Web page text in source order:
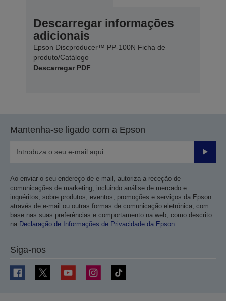
Descarregar informações
adicionais
Epson Discproducer™ PP-100N Ficha de
produto/Catálogo
Descarregar PDF
Mantenha-se ligado com a Epson
Enviar
Ao enviar o seu endereço de e-mail, autoriza a receção de
comunicações de marketing, incluindo análise de mercado e
inquéritos, sobre produtos, eventos, promoções e serviços da Epson
através de e-mail ou outras formas de comunicação eletrónica, com
base nas suas preferências e comportamento na web, como descrito
na Declaração de Informações de Privacidade da Epson
Siga-nos